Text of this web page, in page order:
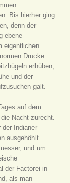
Bis hierher ging
denn der
ebene
eigentlichen
Drucke
erhüben,
und der
galt.
auf dem
Nacht zurecht.
der Indianer
ausgehöhlt.
und um
der Factorei in
als man